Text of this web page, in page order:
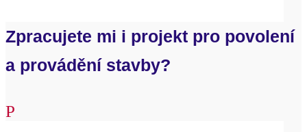
Zpracujete mi i projekt pro povolení
a provádění stavby?